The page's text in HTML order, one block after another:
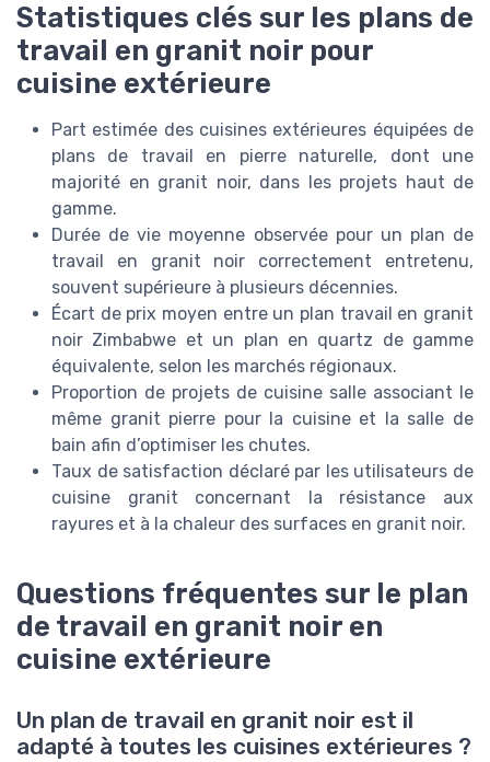
Statistiques clés sur les plans de
travail en granit noir pour
cuisine extérieure
Part estimée des cuisines extérieures équipées de
plans de travail en pierre naturelle, dont une
majorité en granit noir, dans les projets haut de
gamme.
Durée de vie moyenne observée pour un plan de
travail en granit noir correctement entretenu,
souvent supérieure à plusieurs décennies.
Écart de prix moyen entre un plan travail en granit
noir Zimbabwe et un plan en quartz de gamme
équivalente, selon les marchés régionaux.
Proportion de projets de cuisine salle associant le
même granit pierre pour la cuisine et la salle de
bain afin d’optimiser les chutes.
Taux de satisfaction déclaré par les utilisateurs de
cuisine granit concernant la résistance aux
rayures et à la chaleur des surfaces en granit noir.
Questions fréquentes sur le plan
de travail en granit noir en
cuisine extérieure
Un plan de travail en granit noir est il
adapté à toutes les cuisines extérieures ?